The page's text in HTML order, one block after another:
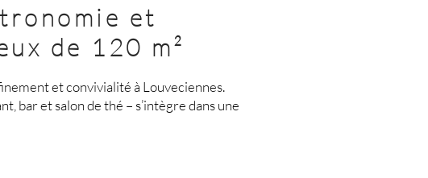
et
de 120 m²
et convivialité à Louveciennes.
bar et salon de thé – s’intègre dans une